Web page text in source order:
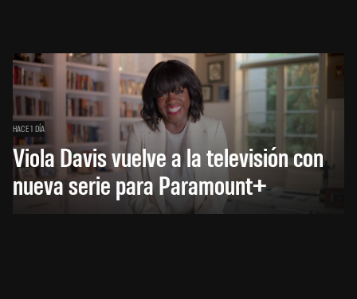
HACE 1 DÍA
Viola Davis vuelve a la televisión con
nueva serie para Paramount+